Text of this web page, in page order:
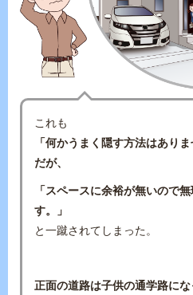
これも
「何かうまく隠す方法はあり
だが、
「スペースに余裕が無いので
す。」
と一蹴されてしまった。
正面の道路は子供の通学路に